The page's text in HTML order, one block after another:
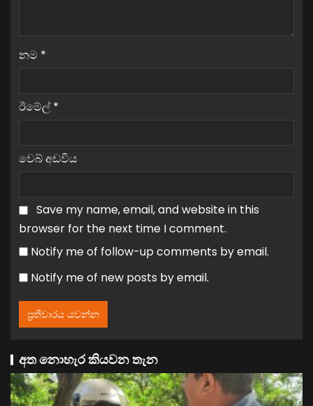
නම *
ඊමේල් *
වෙබ් අඩවිය
Save my name, email, and website in this
browser for the next time I comment.
Notify me of follow-up comments by email.
Notify me of new posts by email.
අත නොහැර කියවන තැන